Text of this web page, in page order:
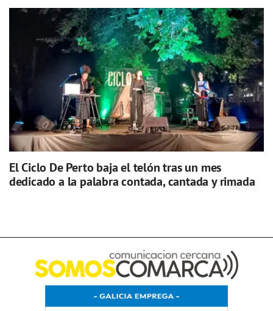
El Ciclo De Perto baja el telón tras un mes
dedicado a la palabra contada, cantada y rimada